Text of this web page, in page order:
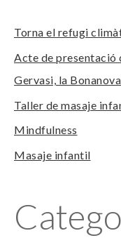
Torna el refugi
Acte de presentació
Gervasi, la
Taller de masaje
Mindfulness
Masaje infantil